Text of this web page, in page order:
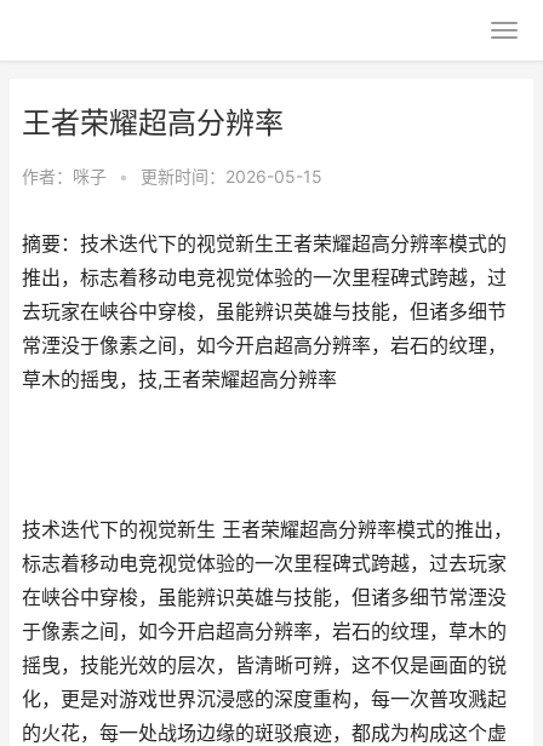
王者荣耀超高分辨率
作者： 咪子 • 更新时间：2026-05-15
摘要：技术迭代下的视觉新生王者荣耀超高分辨率模式的
推出，标志着移动电竞视觉体验的一次里程碑式跨越，过
去玩家在峡谷中穿梭，虽能辨识英雄与技能，但诸多细节
常湮没于像素之间，如今开启超高分辨率，岩石的纹理，
草木的摇曳，技,王者荣耀超高分辨率
技术迭代下的视觉新生 王者荣耀超高分辨率模式的推出，
标志着移动电竞视觉体验的一次里程碑式跨越，过去玩家
在峡谷中穿梭，虽能辨识英雄与技能，但诸多细节常湮没
于像素之间，如今开启超高分辨率，岩石的纹理，草木的
摇曳，技能光效的层次，皆清晰可辨，这不仅是画面的锐
化，更是对游戏世界沉浸感的深度重构，每一次普攻溅起
的火花，每一处战场边缘的斑驳痕迹，都成为构成这个虚